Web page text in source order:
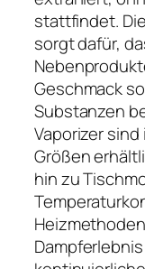
stattfindet.
sorgt dafür,
Geschmack
Substanzen
Vaporizer
Größen
hin zu